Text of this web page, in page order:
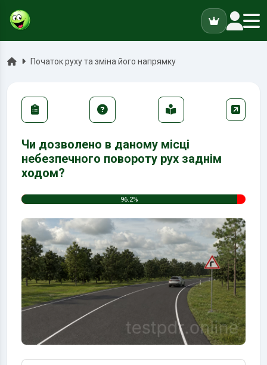
ГоловнаПочаток руху та зміна його напрямку
Чи дозволено в даному місці
небезпечного повороту рух заднім
ходом?
96.2%